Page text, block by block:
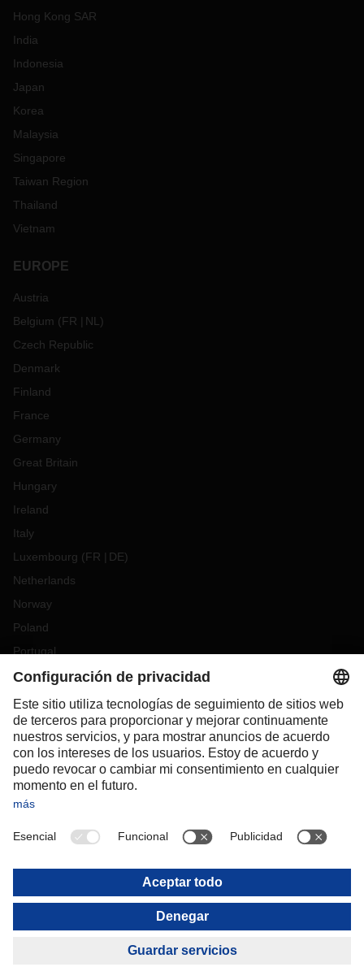
Hong Kong SAR
India
Indonesia
Japan
Korea
Malaysia
Singapore
Taiwan Region
Thailand
Vietnam
EUROPE
Austria
Belgium (FR NL )
Czech Republic
Denmark
Finland
France
Germany
Great Britain
Hungary
Ireland
Italy
Luxembourg (FR DE)
Netherlands
Norway
Poland
Portugal
Romania
Slovakia
Spain
Sweden
Switzerland(DE FR)
Turkey
OCEANIA